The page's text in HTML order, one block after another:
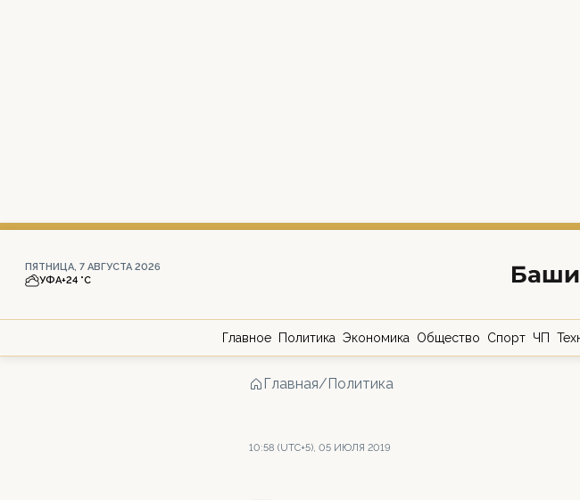
ПЯТНИЦА, 7 АВГУСТА 2026
УФА+24 °С
Главное Политика Экономика Общество Спорт ЧП
Главная/Политика
10:58 (UTC+5), 05 ИЮЛЯ 2019